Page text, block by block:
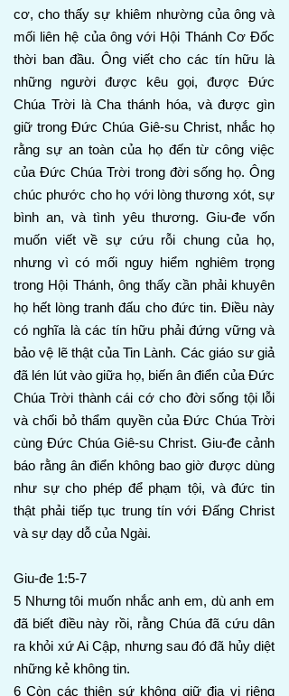
cơ, cho thấy sự khiêm nhường của ông và
mối liên hệ của ông với Hội Thánh Cơ Đốc
thời ban đầu. Ông viết cho các tín hữu là
những người được kêu gọi, được Đức
Chúa Trời là Cha thánh hóa, và được gìn
giữ trong Đức Chúa Giê-su Christ, nhắc họ
rằng sự an toàn của họ đến từ công việc
của Đức Chúa Trời trong đời sống họ. Ông
chúc phước cho họ với lòng thương xót, sự
bình an, và tình yêu thương. Giu-đe vốn
muốn viết về sự cứu rỗi chung của họ,
nhưng vì có mối nguy hiểm nghiêm trọng
trong Hội Thánh, ông thấy cần phải khuyên
họ hết lòng tranh đấu cho đức tin. Điều này
có nghĩa là các tín hữu phải đứng vững và
bảo vệ lẽ thật của Tin Lành. Các giáo sư giả
đã lén lút vào giữa họ, biến ân điển của Đức
Chúa Trời thành cái cớ cho đời sống tội lỗi
và chối bỏ thẩm quyền của Đức Chúa Trời
cùng Đức Chúa Giê-su Christ. Giu-đe cảnh
báo rằng ân điển không bao giờ được dùng
như sự cho phép để phạm tội, và đức tin
thật phải tiếp tục trung tín với Đấng Christ
và sự dạy dỗ của Ngài.
Giu-đe 1:5-7
5 Nhưng tôi muốn nhắc anh em, dù anh em
đã biết điều này rồi, rằng Chúa đã cứu dân
ra khỏi xứ Ai Cập, nhưng sau đó đã hủy diệt
những kẻ không tin.
6 Còn các thiên sứ không giữ địa vị riêng